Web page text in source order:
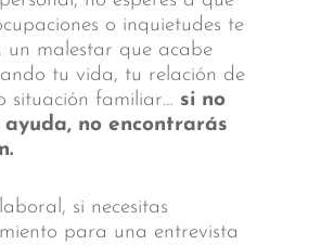
o inquietudes te
un malestar que acabe
tu vida, tu relación de
situación familiar… si no
ayuda, no encontrarás
si necesitas
para una entrevista